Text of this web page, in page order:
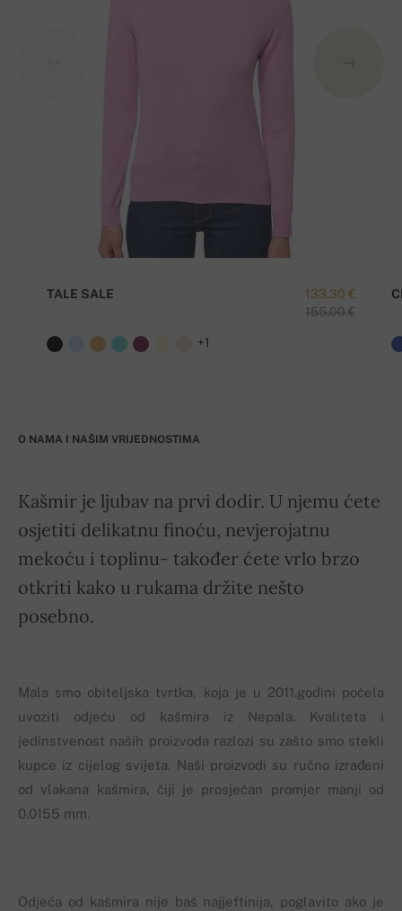
133,30 €
155,00 €
TALE SALE
+1
O NAMA I NAŠIM VRIJEDNOSTIMA
Kašmir je ljubav na prvi dodir. U njemu ćete
osjetiti delikatnu finoću, nevjerojatnu
mekoću i toplinu- također ćete vrlo brzo
otkriti kako u rukama držite nešto
posebno.
Mala smo obiteljska tvrtka, koja je u 2011.godini počela
uvoziti odjeću od kašmira iz Nepala. Kvaliteta i
jedinstvenost naših proizvoda razlozi su zašto smo stekli
kupce iz cijelog svijeta. Naši proizvodi su ručno izrađeni
od vlakana kašmira, čiji je prosječan promjer manji od
0.0155 mm.
Odjeća od kašmira nije baš najjeftinija, poglavito ako je